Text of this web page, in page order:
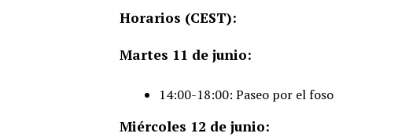
Horarios (CEST):
Martes 11 de junio:
14:00-18:00: Paseo por el foso
Miércoles 12 de junio: